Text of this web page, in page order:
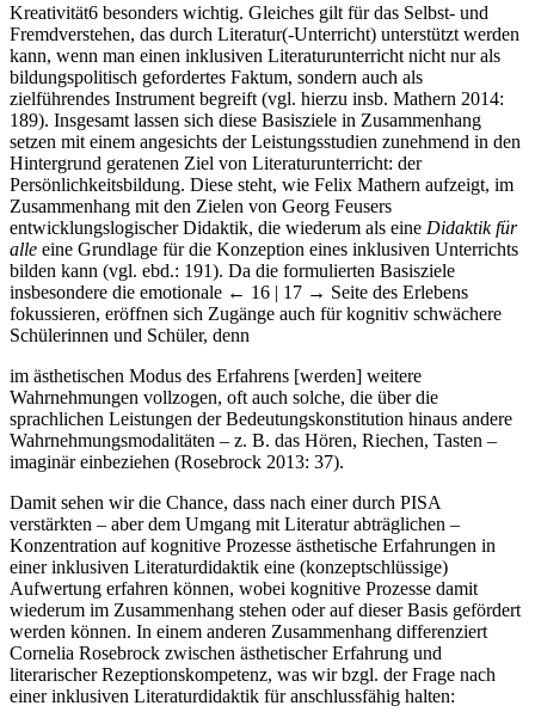
Kreativität6 besonders wichtig. Gleiches gilt für das Selbst- und
Fremdverstehen, das durch Literatur(-Unterricht) unterstützt werden
kann, wenn man einen inklusiven Literaturunterricht nicht nur als
bildungspolitisch gefordertes Faktum, sondern auch als
zielführendes Instrument begreift (vgl. hierzu insb. Mathern 2014:
189). Insgesamt lassen sich diese Basisziele in Zusammenhang
setzen mit einem angesichts der Leistungsstudien zunehmend in den
Hintergrund geratenen Ziel von Literaturunterricht: der
Persönlichkeitsbildung. Diese steht, wie Felix Mathern aufzeigt, im
Zusammenhang mit den Zielen von Georg Feusers
entwicklungslogischer Didaktik, die wiederum als eine Didaktik für
alle eine Grundlage für die Konzeption eines inklusiven Unterrichts
bilden kann (vgl. ebd.: 191). Da die formulierten Basisziele
insbesondere die emotionale ← 16 | 17 → Seite des Erlebens
fokussieren, eröffnen sich Zugänge auch für kognitiv schwächere
Schülerinnen und Schüler, denn
im ästhetischen Modus des Erfahrens [werden] weitere
Wahrnehmungen vollzogen, oft auch solche, die über die
sprachlichen Leistungen der Bedeutungskonstitution hinaus andere
Wahrnehmungsmodalitäten – z. B. das Hören, Riechen, Tasten –
imaginär einbeziehen (Rosebrock 2013: 37).
Damit sehen wir die Chance, dass nach einer durch PISA
verstärkten – aber dem Umgang mit Literatur abträglichen –
Konzentration auf kognitive Prozesse ästhetische Erfahrungen in
einer inklusiven Literaturdidaktik eine (konzeptschlüssige)
Aufwertung erfahren können, wobei kognitive Prozesse damit
wiederum im Zusammenhang stehen oder auf dieser Basis gefördert
werden können. In einem anderen Zusammenhang differenziert
Cornelia Rosebrock zwischen ästhetischer Erfahrung und
literarischer Rezeptionskompetenz, was wir bzgl. der Frage nach
einer inklusiven Literaturdidaktik für anschlussfähig halten: